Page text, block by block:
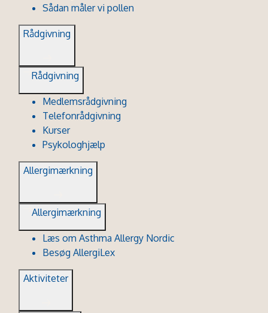
Sådan måler vi pollen
Rådgivning
Rådgivning
Medlemsrådgivning
Telefonrådgivning
Kurser
Psykologhjælp
Allergimærkning
Allergimærkning
Læs om Asthma Allergy Nordic
Besøg AllergiLex
Aktiviteter